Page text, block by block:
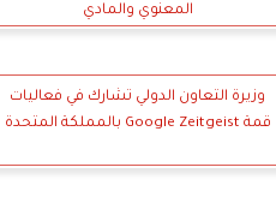
المعنوي والمادي
وزيرة التعاون الدولي تشارك في فعاليات
قمة Google Zeitgeist بالمملكة المتحدة